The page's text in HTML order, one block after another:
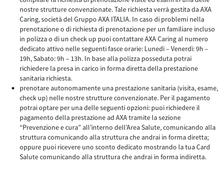
nostre strutture convenzionate. Tale richiesta verrà gestita da AXA
Caring, società del Gruppo AXA ITALIA. In caso di problemi nella
prenotazione o di richiesta di prenotazione per un familiare incluso
in polizza o di un check up puoi contattare AXA Caring al numero
dedicato attivo nelle seguenti fasce orarie: Lunedì – Venerdì: 9h –
19h, Sabato: 9h – 13h. In base alla polizza posseduta potrai
richiedere la presa in carico in forma diretta della prestazione
sanitaria richiesta.
prenotare autonomamente una prestazione sanitaria (visita, esame,
check up) nelle nostre strutture convenzionate. Per il pagamento
potrai optare per una delle seguenti opzioni: puoi richiedere il
pagamento della prestazione ad AXA tramite la sezione
“Prevenzione e cura” all’interno dell’Area Salute, comunicando alla
struttura comunicando alla struttura che andrai in forma diretta;
oppure puoi ricevere uno sconto dedicato mostrando la tua Card
Salute comunicando alla struttura che andrai in forma indiretta.